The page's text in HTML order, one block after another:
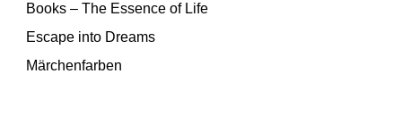
Books – The Essence of Life
Escape into Dreams
Märchenfarben